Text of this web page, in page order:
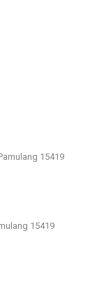
15419
15419